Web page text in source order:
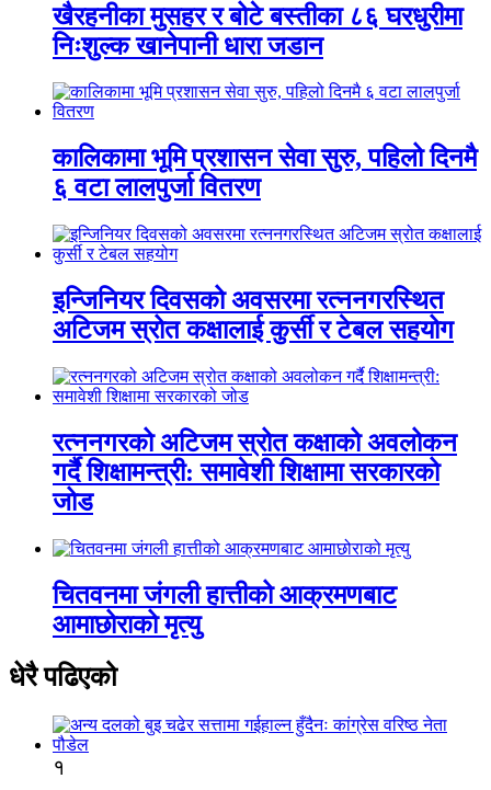
खैरहनीका मुसहर र बोटे बस्तीका ८६ घरधुरीमा
निःशुल्क खानेपानी धारा जडान
कालिकामा भूमि प्रशासन सेवा सुरु, पहिलो दिनमै
६ वटा लालपुर्जा वितरण
इन्जिनियर दिवसको अवसरमा रत्ननगरस्थित
अटिजम स्रोत कक्षालाई कुर्सी र टेबल सहयोग
रत्ननगरको अटिजम स्रोत कक्षाको अवलोकन
गर्दै शिक्षामन्त्री: समावेशी शिक्षामा सरकारको
जोड
चितवनमा जंगली हात्तीको आक्रमणबाट
आमाछोराको मृत्यु
धेरै पढिएको
१